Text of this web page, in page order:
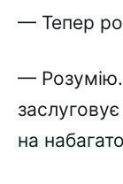
— Тепер
—
на